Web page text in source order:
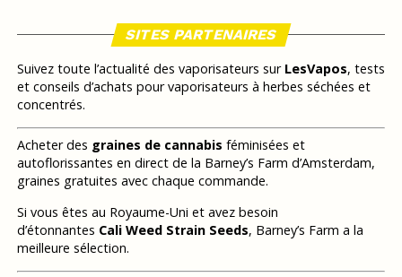
SITES PARTENAIRES
Suivez toute l’actualité des vaporisateurs sur LesVapos, tests
et conseils d’achats pour vaporisateurs à herbes séchées et
concentrés.
Acheter des graines de cannabis féminisées et
autoflorissantes en direct de la Barney’s Farm d’Amsterdam,
graines gratuites avec chaque commande.
Si vous êtes au Royaume-Uni et avez besoin
d’étonnantes Cali Weed Strain Seeds, Barney’s Farm a la
meilleure sélection.